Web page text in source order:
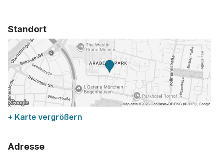
Standort
+ Karte vergrößern
Adresse